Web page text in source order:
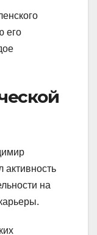
его
активность
на